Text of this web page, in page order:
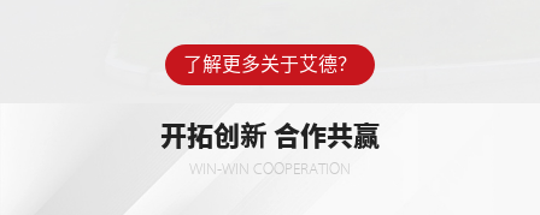
了解更多关于艾德？
开拓创新 合作共赢
WIN-WIN COOPERATION